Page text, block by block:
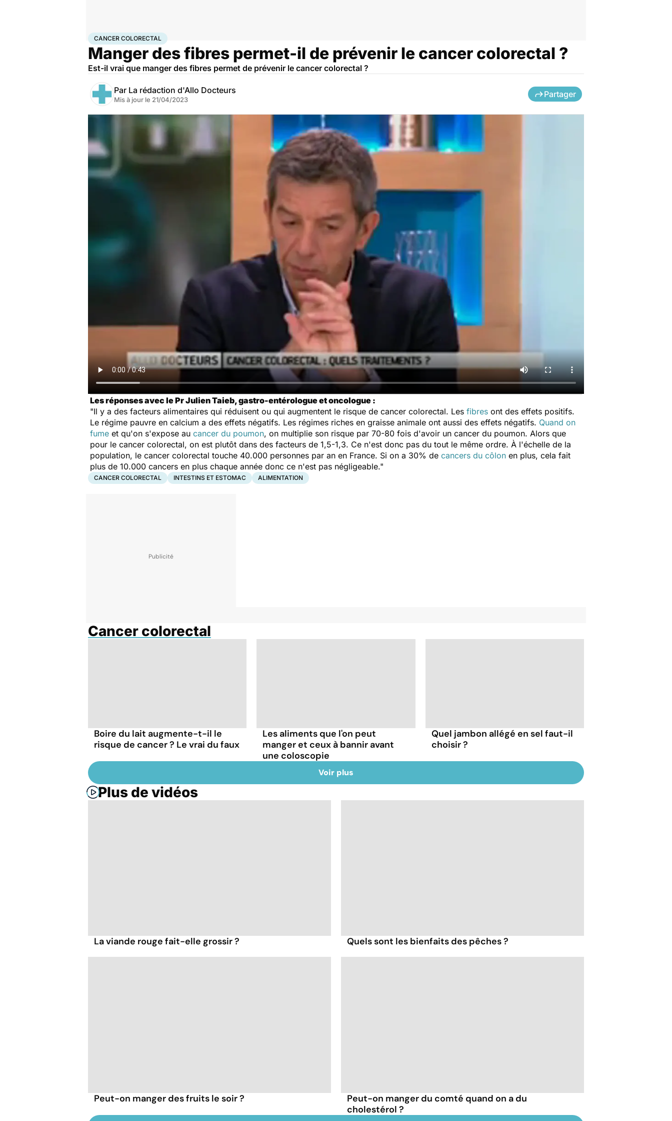
AccueilSantéMaladiesCancer
CANCER COLORECTAL
Manger des fibres permet-il de prévenir le cancer colorectal ?
Est-il vrai que manger des fibres permet de prévenir le cancer colorectal ?
Par La rédaction d'Allo Docteurs
Mis à jour le 21/04/2023
Partager
Les réponses avec le Pr Julien Taieb, gastro-entérologue et oncologue :
"Il y a des facteurs alimentaires qui réduisent ou qui augmentent le risque de cancer colorectal. Les fibres ont des effets positifs.
Le régime pauvre en calcium a des effets négatifs. Les régimes riches en graisse animale ont aussi des effets négatifs. Quand on
fume et qu'on s'expose au cancer du poumon, on multiplie son risque par 70-80 fois d'avoir un cancer du poumon. Alors que
pour le cancer colorectal, on est plutôt dans des facteurs de 1,5-1,3. Ce n'est donc pas du tout le même ordre. À l'échelle de la
population, le cancer colorectal touche 40.000 personnes par an en France. Si on a 30% de cancers du côlon en plus, cela fait
plus de 10.000 cancers en plus chaque année donc ce n'est pas négligeable."
CANCER COLORECTAL INTESTINS ET ESTOMAC ALIMENTATION
Cancer colorectal
Boire du lait augmente-t-il le
risque de cancer ? Le vrai du faux
Les aliments que l'on peut
manger et ceux à bannir avant
une coloscopie
Quel jambon allégé en sel faut-il
choisir ?
Voir plus
Plus de vidéos
La viande rouge fait-elle grossir ? Quels sont les bienfaits des pêches ?
Peut-on manger des fruits le soir ?
Peut-on manger du comté quand on a du
cholestérol ?